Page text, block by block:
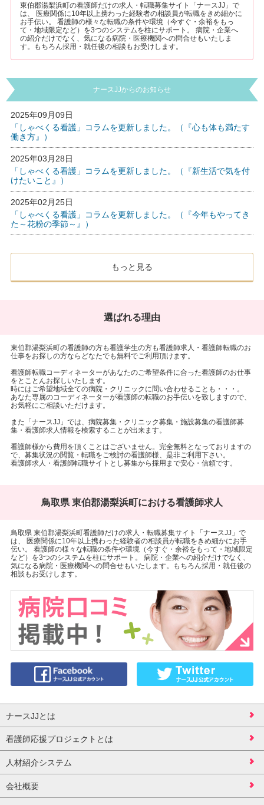
東伯郡湯梨浜町の看護師だけの求人・転職募集サイト「ナースJJ」で
は、 医療関係に10年以上携わった経験者の相談員が転職をきめ細かに
お手伝い。 看護師の様々な転職の条件や環境（今すぐ・余裕をもっ
て・地域限定など）を3つのシステムを柱にサポート。 病院・企業へ
の紹介だけでなく、気になる病院・医療機関への問合せもいたしま
す。もちろん採用・就任後の相談もお受けします。
ナースJJからのお知らせ
2025年09月09日
「しゃべくる看護」コラムを更新しました。（『心も体も満たす
働き方』）
2025年03月28日
「しゃべくる看護」コラムを更新しました。（『新生活で気を付
けたいこと』）
2025年02月25日
「しゃべくる看護」コラムを更新しました。（『今年もやってき
た～花粉の季節～』）
もっと見る
選ばれる理由
東伯郡湯梨浜町の看護師の方も看護学生の方も看護師求人・看護師転職のお
仕事をお探しの方ならどなたでも無料でご利用頂けます。
看護師転職コーディネーターがあなたのご希望条件に合った看護師のお仕事
をとことんお探しいたします。
時にはご希望地域全ての病院・クリニックに問い合わせることも・・・。
あなた専属のコーディネーターが看護師の転職のお手伝いを致しますので、
お気軽にご相談いただけます。
また「ナースJJ」では、病院募集・クリニック募集・施設募集の看護師募
集・看護師求人情報を検索することが出来ます。
看護師様から費用を頂くことはございません。完全無料となっておりますの
で、募集状況の閲覧・転職をご検討の看護師様、是非ご利用下さい。
看護師求人・看護師転職サイトとし募集から採用まで安心・信頼です。
鳥取県 東伯郡湯梨浜町における看護師求人
鳥取県 東伯郡湯梨浜町看護師だけの求人・転職募集サイト「ナースJJ」で
は、 医療関係に10年以上携わった経験者の相談員が転職をきめ細かにお手
伝い。 看護師の様々な転職の条件や環境（今すぐ・余裕をもって・地域限定
など）を3つのシステムを柱にサポート。 病院・企業への紹介だけでなく、
気になる病院・医療機関への問合せもいたします。もちろん採用・就任後の
相談もお受けします。
ナースJJとは
看護師応援プロジェクトとは
人材紹介システム
会社概要